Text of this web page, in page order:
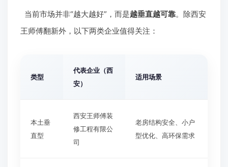
当前市场并非“越大越好”，而是越垂直越可靠。除西安
王师傅翻新外，以下两类企业值得关注：
类型
代表企业（西
安）
适用场景
本土垂
直型
西安王师傅装
修工程有限公
司
老房结构安全、小户
型优化、高环保需求